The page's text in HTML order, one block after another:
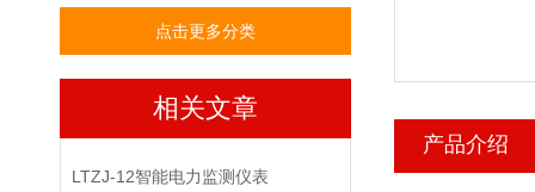
点击更多分类
相关文章
LTZJ-12智能电力监测仪表
产品介绍